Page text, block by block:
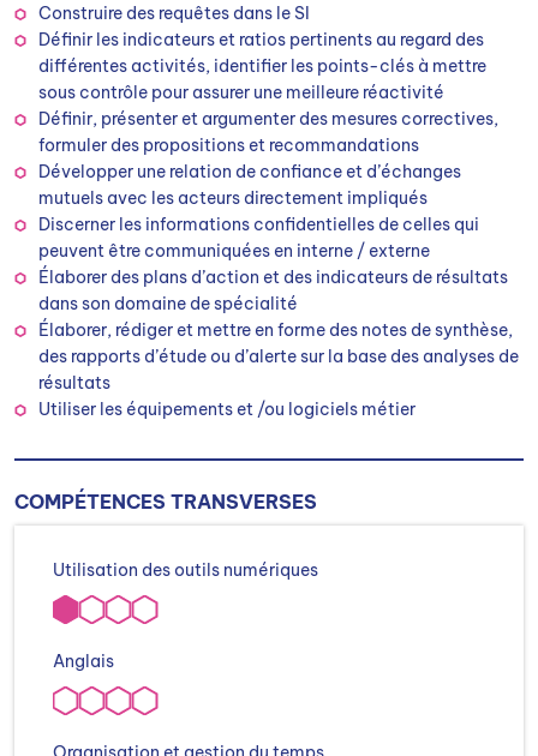
Construire des requêtes dans le SI
Définir les indicateurs et ratios pertinents au regard des
différentes activités, identifier les points-clés à mettre
sous contrôle pour assurer une meilleure réactivité
Définir, présenter et argumenter des mesures correctives,
formuler des propositions et recommandations
Développer une relation de confiance et d’échanges
mutuels avec les acteurs directement impliqués
Discerner les informations confidentielles de celles qui
peuvent être communiquées en interne / externe
Élaborer des plans d’action et des indicateurs de résultats
dans son domaine de spécialité
Élaborer, rédiger et mettre en forme des notes de synthèse,
des rapports d’étude ou d’alerte sur la base des analyses de
résultats
Utiliser les équipements et /ou logiciels métier
COMPÉTENCES TRANSVERSES
Utilisation des outils numériques
Anglais